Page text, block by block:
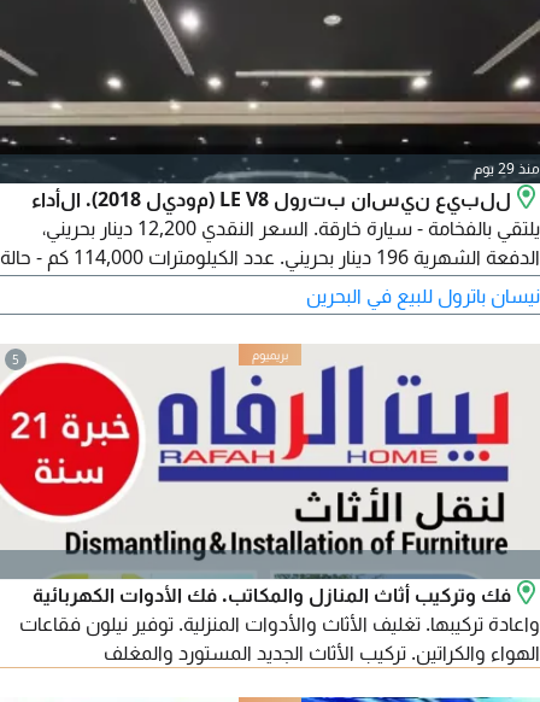
منذ 29 يوم
للبيع نيسان بترول LE V8 (موديل 2018). الأداء
يلتقي بالفخامة - سيارة خارقة. السعر النقدي 12,200 دينار بحريني،
الدفعة الشهرية 196 دينار بحريني. عدد الكيلومترات 114,000 كم - حالة
مقصورة داخلية فاخرة وتقنيات متقدمة - جديدة تمامًا وجاهزة لأول
قيادة. اتصل بنا اليوم. أمفا موتورز.
نيسان باترول للبيع في البحرين
5
فك وتركيب أثاث المنازل والمكاتب. فك الأدوات الكهربائية
واعادة تركيبها. تغليف الأثاث والأدوات المنزلية. توفير نيلون فقاعات
الهواء والكراتين. تركيب الأثاث الجديد المستورد والمغلف